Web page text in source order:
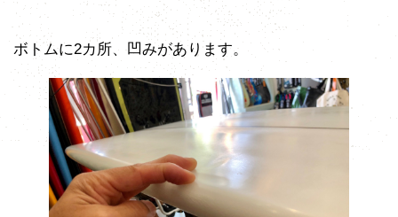
ボトムに2カ所、凹みがあります。